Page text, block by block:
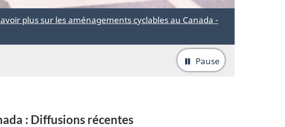
Pause
plus sur les aménagements cyclables au Canada -
: Diffusions récentes